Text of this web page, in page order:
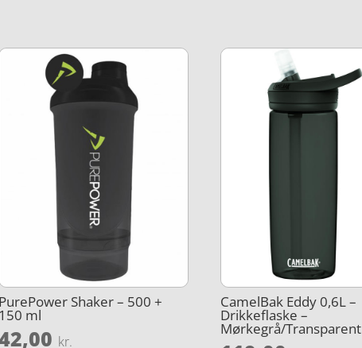
PurePower Shaker – 500 +
150 ml
kr.
CamelBak Eddy 0,6L –
Drikkeflaske –
Mørkegrå/Transparent